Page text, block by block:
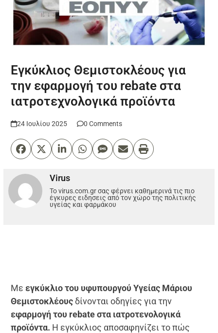
Εγκύκλιος Θεμιστοκλέους για
την εφαρμογή του rebate στα
ιατροτεχνολογικά προϊόντα
24 Ιουλίου 2025 0 Comments
Virus
Το virus.com.gr σας φέρνει καθημερινά τις πιο
έγκυρες ειδησεις από τον χώρο της πολιτικής
υγείας και φαρμάκου
Με εγκύκλιο του υφυπουργού Υγείας Μάριου
Θεμιστοκλέους δίνονται οδηγίες για την
εφαρμογή του rebate στα ιατροτενολογικά
προϊόντα. Η εγκύκλιος αποσαφηνίζει το πώς